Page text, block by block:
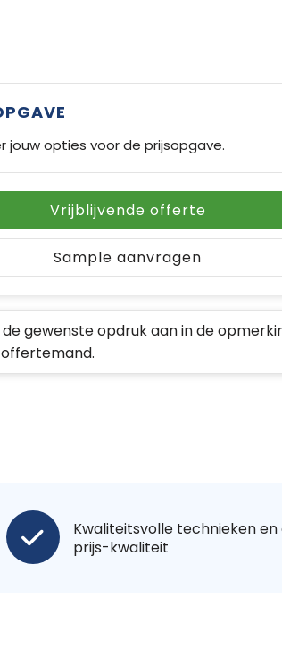
jouw opties voor de prijsopgave.
Vrijblijvende offerte
Sample aanvragen
gewenste opdruk aan in de
Kwaliteitsvolle technieken en
prijs-kwaliteit